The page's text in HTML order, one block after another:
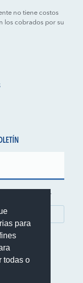
para
todas o
no tiene costos
los cobrados por su
y novedades.